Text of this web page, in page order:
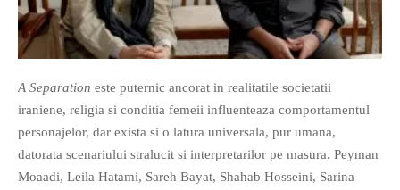
Vreau-schimbare.ro
PRIETENI DIN BREASLA
Filme-Carti.ro
A Separation este puternic ancorat in realitatile societatii
iraniene, religia si conditia femeii influenteaza comportamentul
personajelor, dar exista si o latura universala, pur umana,
datorata scenariului stralucit si interpretarilor pe masura. Peyman
Moaadi, Leila Hatami, Sareh Bayat, Shahab Hosseini, Sarina